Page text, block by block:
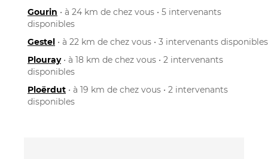
Gourin • à 24 km de chez vous • 5 intervenants
disponibles
Gestel • à 22 km de chez vous • 3 intervenants disponibles
Plouray• à 18 km de chez vous • 2 intervenants
disponibles
Ploërdut • à 19 km de chez vous • 2 intervenants
disponibles